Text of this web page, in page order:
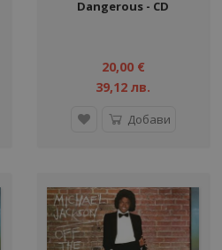
Dangerous - CD
20,00 €
39,12 лв.
Добави